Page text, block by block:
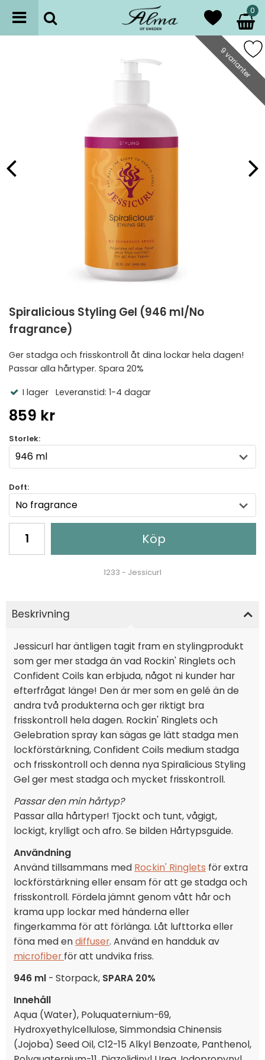
0
9 varianter
Spiralicious Styling Gel (946 ml/No
fragrance)
Ger stadga och frisskontroll åt dina lockar hela dagen!
Passar alla hårtyper. Spara 20%
I lager Leveranstid: 1-4 dagar
859 kr
Storlek:
Doft:
Köp
1233 - Jessicurl
Beskrivning
Jessicurl har äntligen tagit fram en stylingprodukt
som ger mer stadga än vad Rockin' Ringlets och
Confident Coils kan erbjuda, något ni kunder har
efterfrågat länge! Den är mer som en gelé än de
andra två produkterna och ger riktigt bra
frisskontroll hela dagen. Rockin' Ringlets och
Gelebration spray kan sägas ge lätt stadga men
lockförstärkning, Confident Coils medium stadga
och frisskontroll och denna nya Spiralicious Styling
Gel ger mest stadga och mycket frisskontroll.
Passar den min hårtyp?
Passar alla hårtyper! Tjockt och tunt, vågigt,
lockigt, krylligt och afro. Se bilden Hårtypsguide.
Användning
Använd tillsammans med Rockin' Ringlets för extra
lockförstärkning eller ensam för att ge stadga och
frisskontroll. Fördela jämnt genom vått hår och
krama upp lockar med händerna eller
fingerkamma för att förlänga. Låt lufttorka eller
föna med endiffuser. Använd en handduk av
microfiber för att undvika friss.
946 ml - Storpack, SPARA 20%
Innehåll
Aqua (Water), Poluquaternium-69,
Hydroxyethylcellulose, Simmondsia Chinensis
(Jojoba) Seed Oil, C12-15 Alkyl Benzoate, Panthenol,